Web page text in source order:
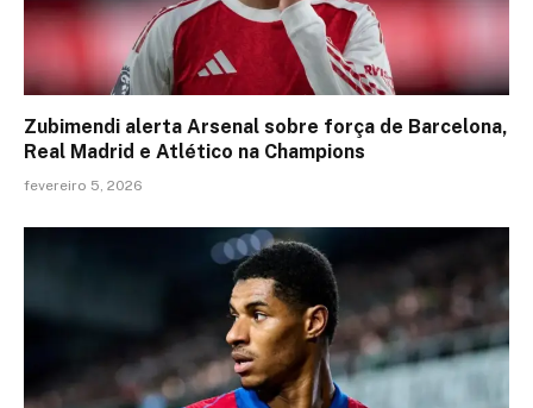
Zubimendi alerta Arsenal sobre força de Barcelona,
Real Madrid e Atlético na Champions
fevereiro 5, 2026